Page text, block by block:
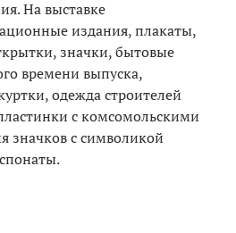
На выставке
издания, плакаты,
значки, бытовые
времени выпуска,
одежда строителей
с комсомольскими
значков с символикой